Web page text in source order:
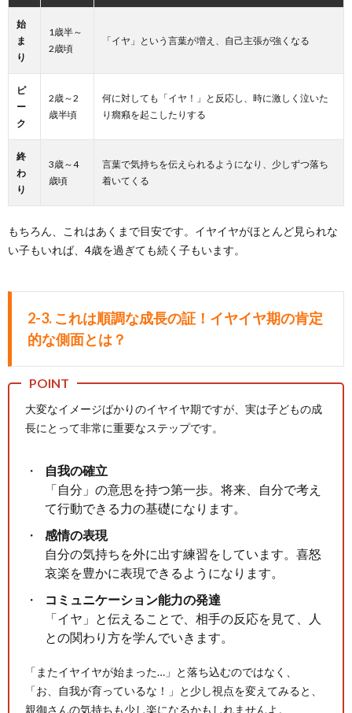
始
ま
り
1歳半～
2歳頃
「イヤ」という言葉が増え、自己主張が強くなる
ピ
ー
ク
2歳～2
歳半頃
何に対しても「イヤ！」と反応し、時に激しく泣いた
り癇癪を起こしたりする
終
わ
り
3歳～4
歳頃
言葉で気持ちを伝えられるようになり、少しずつ落ち
着いてくる
もちろん、これはあくまで目安です。イヤイヤがほとんど見られな
い子もいれば、4歳を過ぎても続く子もいます。
2-3. これは順調な成長の証！イヤイヤ期の肯定
的な側面とは？
大変なイメージばかりのイヤイヤ期ですが、実は子どもの成
長にとって非常に重要なステップです。
自我の確立
「自分」の意思を持つ第一歩。将来、自分で考え
て行動できる力の基礎になります。
感情の表現
自分の気持ちを外に出す練習をしています。喜怒
哀楽を豊かに表現できるようになります。
コミュニケーション能力の発達
「イヤ」と伝えることで、相手の反応を見て、人
との関わり方を学んでいきます。
「またイヤイヤが始まった…」と落ち込むのではなく、
「お、自我が育っているな！」と少し視点を変えてみると、
親御さんの気持ちも少し楽になるかもしれませんよ。